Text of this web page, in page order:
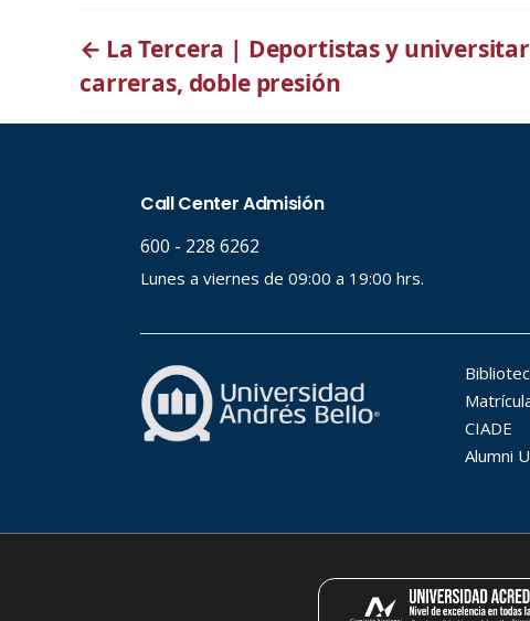
← La Tercera | Deportistas y
carreras, doble presión